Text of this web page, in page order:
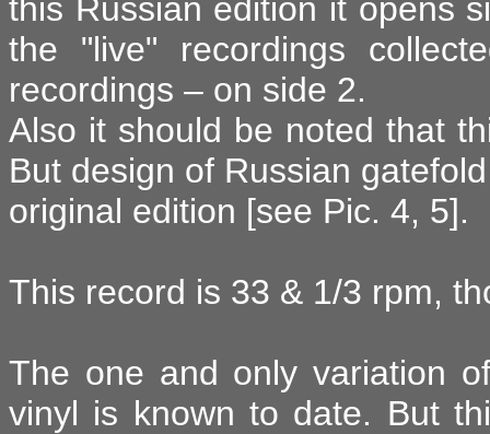
this Russian edition it opens
the "live" recordings
recordings – on side 2.
Also it should be noted that
But design of Russian
original edition [see Pic. 4, 5].
This record is 33 & 1/3 rpm,
The one and only variation
vinyl is known to date. But